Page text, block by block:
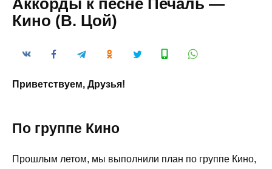
Кино (В. Цой)
Приветствуем, Друзья!
По группе Кино
Прошлым летом, мы выполнили план по группе Кино,